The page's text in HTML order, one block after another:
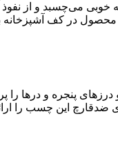
می‌چسبد و از
در کف آشپزخانه
زیاد است. این چسب، شکاف‌ها و درزهای
این چسب را